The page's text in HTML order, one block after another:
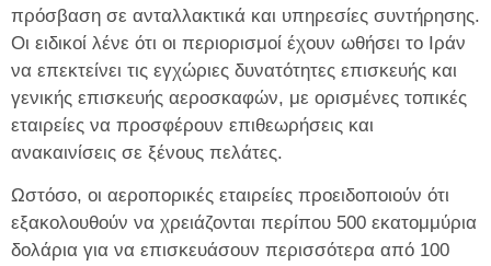
πρόσβαση σε ανταλλακτικά και υπηρεσίες συντήρησης.
Οι ειδικοί λένε ότι οι περιορισμοί έχουν ωθήσει το Ιράν
να επεκτείνει τις εγχώριες δυνατότητες επισκευής και
γενικής επισκευής αεροσκαφών, με ορισμένες τοπικές
εταιρείες να προσφέρουν επιθεωρήσεις και
ανακαινίσεις σε ξένους πελάτες.
Ωστόσο, οι αεροπορικές εταιρείες προειδοποιούν ότι
εξακολουθούν να χρειάζονται περίπου 500 εκατομμύρια
δολάρια για να επισκευάσουν περισσότερα από 100